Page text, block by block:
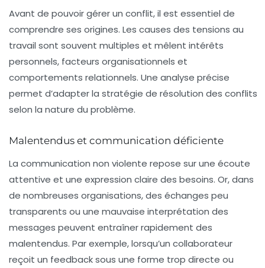
Avant de pouvoir gérer un conflit, il est essentiel de
comprendre ses origines. Les causes des tensions au
travail sont souvent multiples et mêlent intérêts
personnels, facteurs organisationnels et
comportements relationnels. Une analyse précise
permet d’adapter la stratégie de résolution des conflits
selon la nature du problème.
Malentendus et communication déficiente
La communication non violente repose sur une écoute
attentive et une expression claire des besoins. Or, dans
de nombreuses organisations, des échanges peu
transparents ou une mauvaise interprétation des
messages peuvent entraîner rapidement des
malentendus. Par exemple, lorsqu’un collaborateur
reçoit un feedback sous une forme trop directe ou